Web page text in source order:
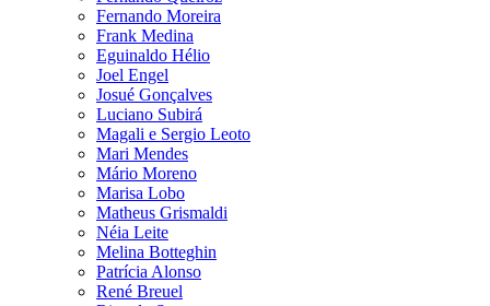
Fernando Moreira
Frank Medina
Eguinaldo Hélio
Joel Engel
Josué Gonçalves
Luciano Subirá
Magali e Sergio Leoto
Mari Mendes
Mário Moreno
Marisa Lobo
Matheus Grismaldi
Néia Leite
Melina Botteghin
Patrícia Alonso
René Breuel